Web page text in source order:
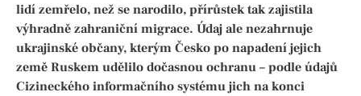
lidí zemřelo, než se narodilo, přírůstek tak zajistila
výhradně zahraniční migrace. Údaj ale nezahrnuje
ukrajinské občany, kterým Česko po napadení jejich
země Ruskem udělilo dočasnou ochranu – podle údajů
Cizineckého informačního systému jich na konci